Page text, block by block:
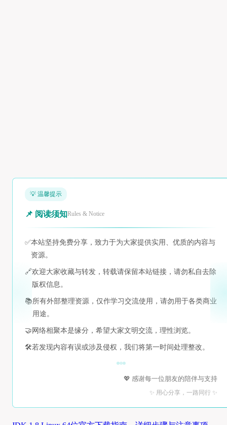
💡 温馨提示
📌 阅读须知Rules & Notice
✅本站坚持免费分享，致力于为大家提供实用、优质的内容与
资源。
🔗欢迎大家收藏与转发，转载请保留本站链接，请勿私自去除
版权信息。
📚所有外部整理资源，仅作学习交流使用，请勿用于各类商业
用途。
🤝 网络相聚本是缘分，希望大家文明交流，理性浏览。
🛠️若发现内容有误或涉及侵权，我们将第一时间处理整改。
💖 感谢每一位朋友的陪伴与支持
✨ 用心分享，一路同行 ✨